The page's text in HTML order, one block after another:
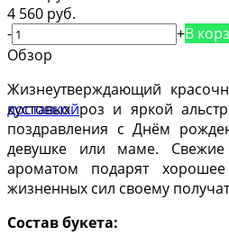
4 560 руб.
-
+В
Обзор
Жизнеутверждающий
кустовых роз и яркой
поздравления с Днём
девушке или маме.
ароматом подарят
жизненных сил своему
Состав букета: